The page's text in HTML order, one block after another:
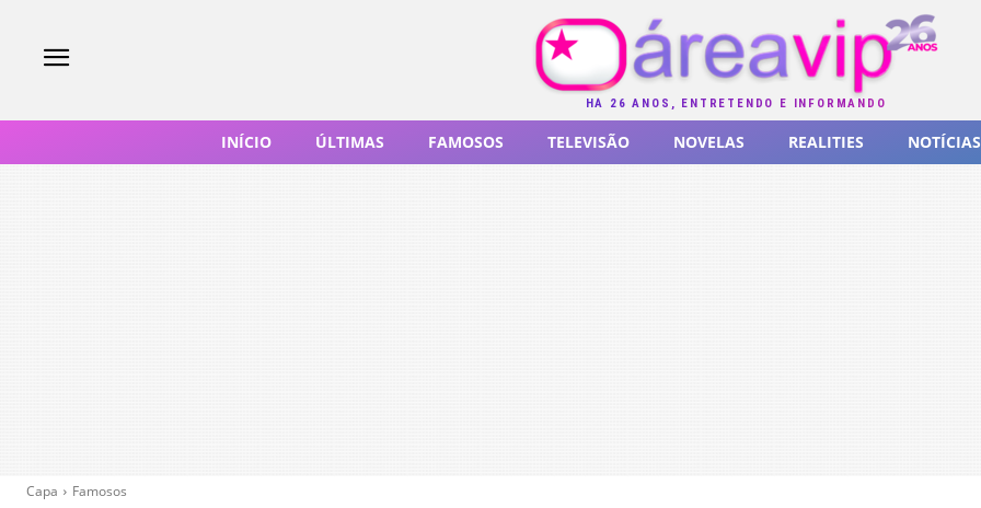
HÁ 26 ANOS, ENTRETENDO E INFORMANDO
INÍCIO ÚLTIMAS FAMOSOS TELEVISÃO NOVELAS REALITIES NOTÍCIAS
Capa Famosos